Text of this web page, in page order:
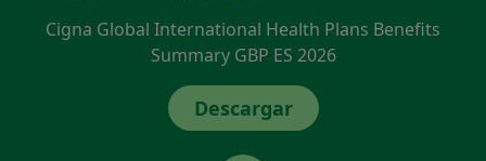
Cigna Global International Health Plans Benefits
Summary GBP ES 2026
Descargar